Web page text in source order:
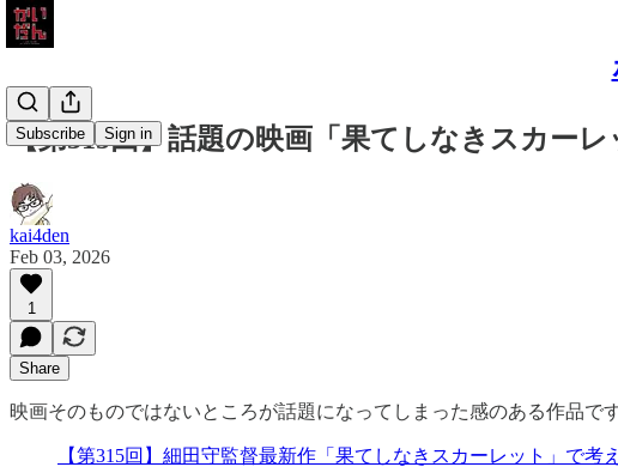
Subscribe Sign in
【第315回】話題の映画「果てしなきスカー
kai4den
Feb 03, 2026
1
Share
映画そのものではないところが話題になってしまった感のある作品で
【第315回】細田守監督最新作「果てしなきスカーレット」で